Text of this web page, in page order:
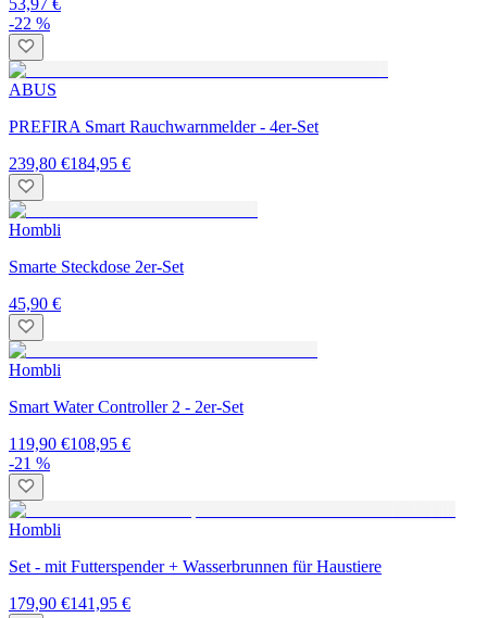
-22 %
ABUS
PREFIRA Smart Rauchwarnmelder - 4er-Set
239,80 €184,95 €
Hombli
Smarte Steckdose 2er-Set
45,90 €
Hombli
Smart Water Controller 2 - 2er-Set
119,90 €108,95 €
-21 %
Hombli
Set - mit Futterspender + Wasserbrunnen für Haustiere
179,90 €141,95 €